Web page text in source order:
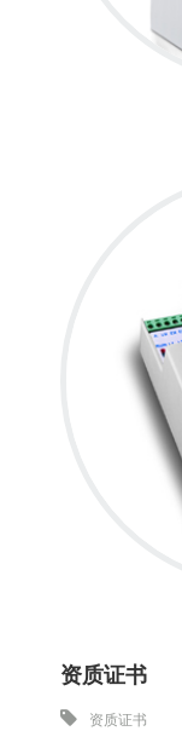
资质证书
资质证书